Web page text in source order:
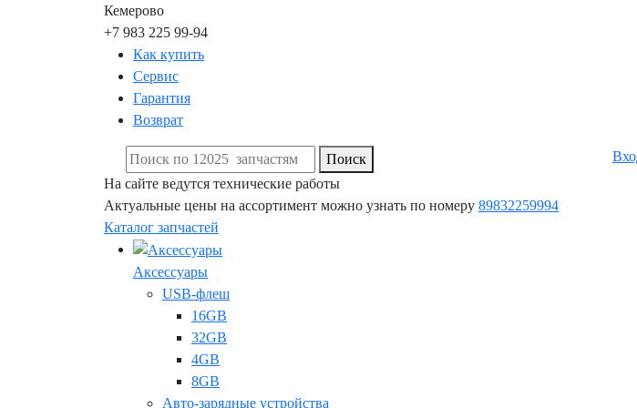
Кемерово
+7 983 225 99-94
Как купить
Сервис
Гарантия
Возврат
Поиск
На сайте ведутся технические работы
Актуальные цены на ассортимент можно узнать по номеру 89832259994
Каталог запчастей
Аксессуары
USB-флеш
16GB
32GB
4GB
8GB
Авто-зарядные устройства